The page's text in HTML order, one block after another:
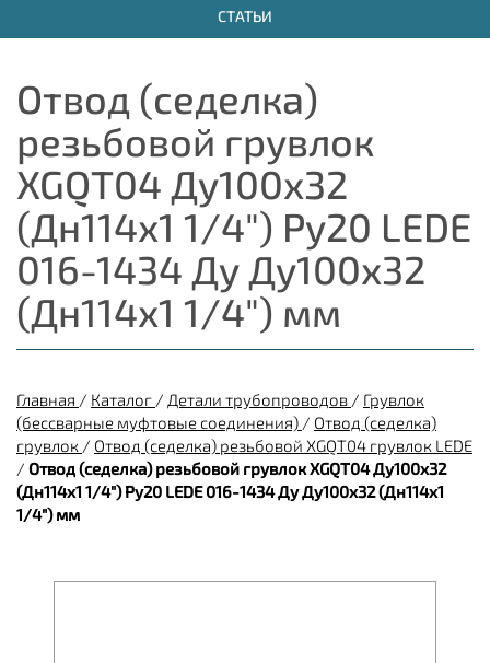
СТАТЬИ
Отвод (седелка)
резьбовой грувлок
XGQT04 Ду100х32
(Дн114х1 1/4") Ру20 LEDE
016-1434 Ду Ду100х32
(Дн114х1 1/4") мм
Главная / Каталог / Детали трубопроводов / Грувлок
(бессварные муфтовые соединения) / Отвод (седелка)
грувлок / Отвод (седелка) резьбовой XGQT04 грувлок LEDE
/ Отвод (седелка) резьбовой грувлок XGQT04 Ду100х32
(Дн114х1 1/4") Ру20 LEDE 016-1434 Ду Ду100х32 (Дн114х1
1/4") мм